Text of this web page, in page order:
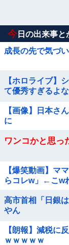
今 日の出来事と
成長の先で気づ
【ホロライブ】
て優秀すぎるよ
【画像】日本さ
に
ワンコかと思っ
【爆笑動画】マ
らコレw」←こw
高市首相「日銀
やん
【朗報】減税に
ｗｗｗｗｗ